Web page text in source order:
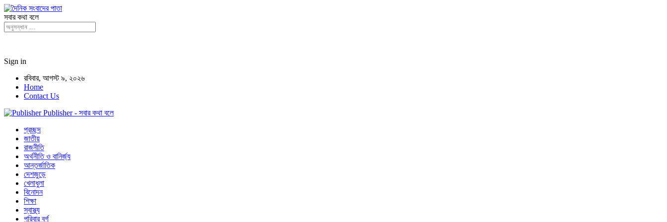
সবার কথা বলে
Sign in
রবিবার, আগস্ট ৯, ২০২৬
Home
Contact Us
Publisher - সবার কথা বলে
প্রচ্ছদ
জাতীয়
রাজনীতি
অর্থনীতি ও বানির্জ্য
আন্তর্জাতিক
দেশজুড়ে
খেলাধুলা
বিনোদন
শিক্ষা
স্বাস্থ্য
পরিবার বর্গ